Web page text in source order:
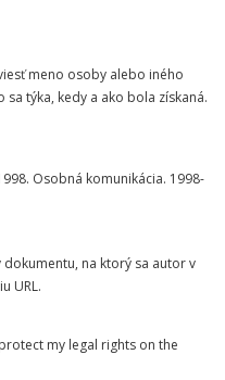
meno osoby alebo iného
týka, kedy a ako bola získaná.
Osobná komunikácia. 1998-
na ktorý sa autor v
URL.
my legal rights on the